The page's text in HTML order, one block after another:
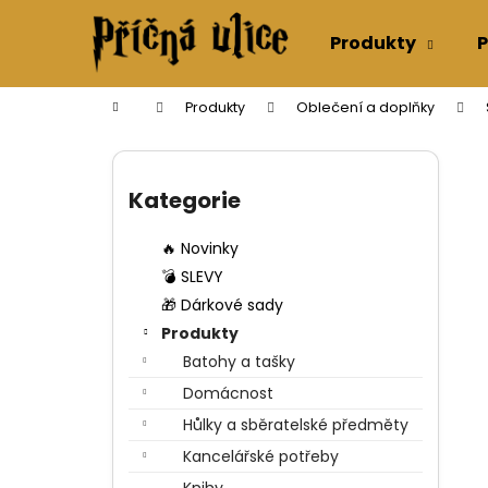
Produkty
Domů Produkty Oblečení a doplňky
kategorie
Kategorie
🔥 Novinky
💣 SLEVY
🎁 Dárkové sady
Produkty
Batohy a tašky
Domácnost
Hůlky a sběratelské předměty
Kancelářské potřeby
í
Zpět
do
Zpět
do